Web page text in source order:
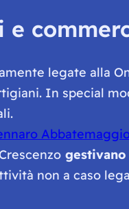
e
legate alla
In special
non a caso